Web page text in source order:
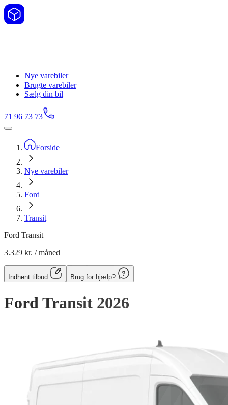
Nye varebiler
Brugte varebiler
Sælg din bil
71 96 73 73
Forside
Nye varebiler
Ford
Transit
Ford Transit
3.329 kr. / måned
Indhent tilbud Brug for hjælp?
Ford Transit 2026